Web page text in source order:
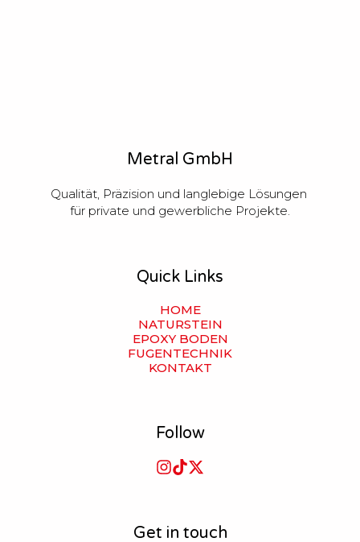
Metral GmbH
Qualität, Präzision und langlebige Lösungen
für private und gewerbliche Projekte.
Quick Links
HOME
NATURSTEIN
EPOXY BODEN
FUGENTECHNIK
KONTAKT
Follow
Get in touch